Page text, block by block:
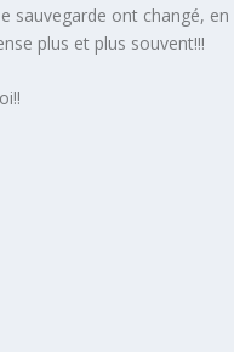
sauvegarde ont changé,
plus et plus souvent!!!